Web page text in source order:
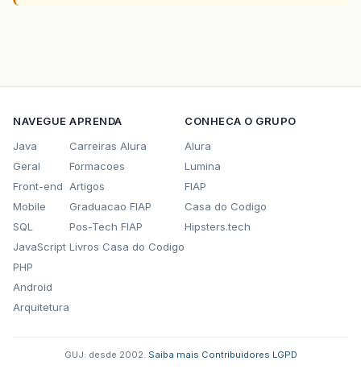
NAVEGUE
Java
Geral
Front-end
Mobile
SQL
JavaScript
PHP
Android
Arquitetura
APRENDA
Carreiras Alura
Formacoes
Artigos
Graduacao FIAP
Pos-Tech FIAP
Livros Casa do Codigo
CONHECA O GRUPO
Alura
Lumina
FIAP
Casa do Codigo
Hipsters.tech
GUJ: desde 2002. Saiba mais Contribuidores LGPD